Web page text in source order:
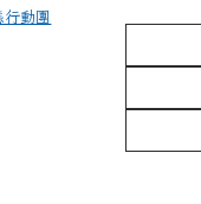
行動團